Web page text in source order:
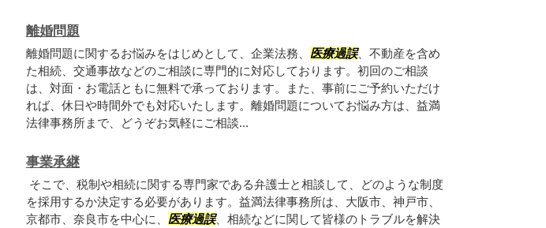
離婚問題
離婚問題に関するお悩みをはじめとして、企業法務、 医療過誤、不動産を含め
た相続、交通事故などのご相談に専門的に対応しております。初回のご相談
は、対面・お電話ともに無料で承っております。また、事前にご予約いただけ
れば、休日や時間外でも対応いたします。離婚問題についてお悩み方は、益満
法律事務所まで、どうぞお気軽にご相談...
事業承継
そこで、税制や相続に関する専門家である弁護士と相談して、どのような制度
を採用するか決定する必要があります。益満法律事務所は、大阪市、神戸市、
京都市、奈良市を中心に、 医療過誤、相続などに関して皆様のトラブルを解決